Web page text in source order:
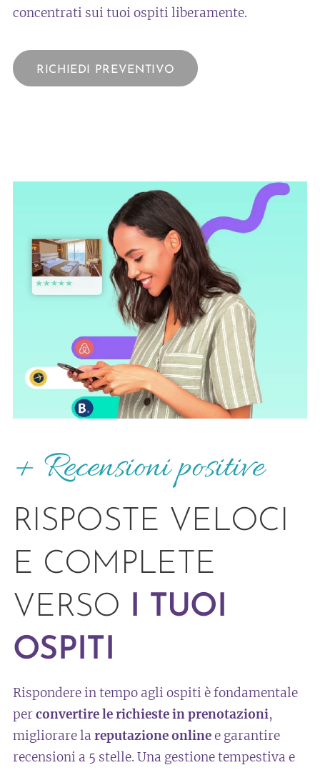
concentrati sui tuoi ospiti liberamente.
RICHIEDI PREVENTIVO
+ Recensioni positive
RISPOSTE VELOCI
E COMPLETE
VERSO I TUOI
OSPITI
Rispondere in tempo agli ospiti è fondamentale
perconvertire le richieste in prenotazioni,
migliorare la reputazione onlinee garantire
recensioni a 5 stelle. Una gestione tempestiva e